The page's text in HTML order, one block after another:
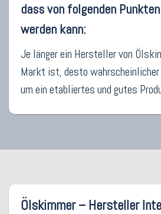
dass von folgenden
werden kann:
Je länger ein Hersteller von
Markt ist, desto
um ein etabliertes und gutes
Ölskimmer – Hersteller